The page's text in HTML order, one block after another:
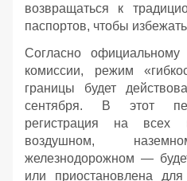
возвращаться к
паспортов, чтобы
Согласно
комиссии, режим
границы будет
сентября. В этот
регистрация на всех
воздушном,
железнодорожном —
или приостановлена